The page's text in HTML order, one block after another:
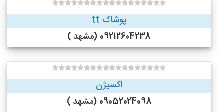
پوشاک tt
09212604238 (مشهد )
اکسیژن
09052024098 (مشهد )